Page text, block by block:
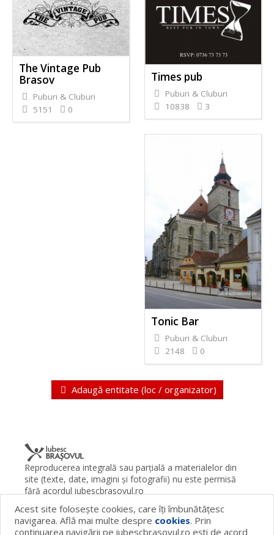
The Vintage Pub
Brasov
Puburi & Cluburi
5151
0
Times pub
Puburi & Cluburi
10838
3
Tonic Bar
Puburi & Cluburi
2148
0
Adaugă entitate (loc / organizator)
Reproducerea integrală sau parţială a materialelor din
site (texte, date, imagini şi fotografii) nu este permisă
fără acordul iubescbrasovul.ro
Termeni şi condiţii
Contact Despre proiect
FAQ
Cookies
Publicitate
Acest site foloseşte cookies, care îţi îmbunătăţesc
navigarea. Află mai multe despre cookies. Prin
continuarea navigării pe iubescbrasovul.ro eşti de acord